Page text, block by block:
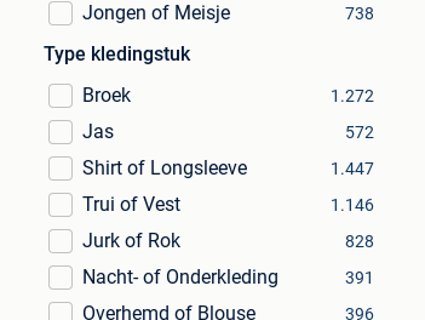
Jongen of Meisje 738
Type kledingstuk
Broek
1.272
Jas 572
Shirt of Longsleeve 1.447
Trui of Vest 1.146
Jurk of Rok 828
Nacht- of Onderkleding 391
Overhemd of Blouse 396